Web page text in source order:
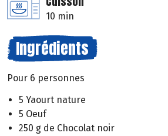
10 min
Ingrédients
Pour 6 personnes
5 Yaourt nature
5 Oeuf
250 g de Chocolat noir